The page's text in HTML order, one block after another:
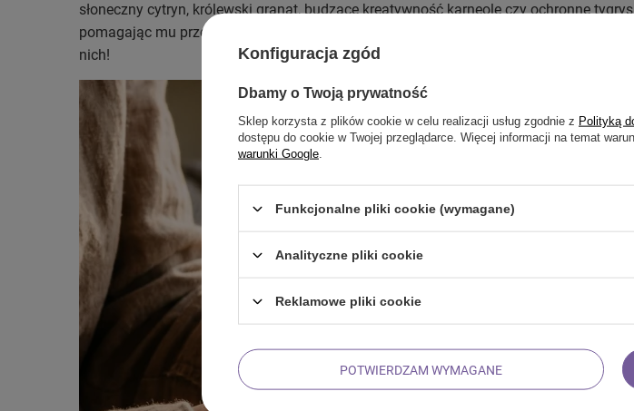
słoneczny cytryn, królewski granat, budzące kreatywność karneole czy ochronne
pomagając mu przekuć plany w rzeczywistość i utrzymać pozycję lidera w swoim
nich!
Konfiguracja zgód
Dbamy o Twoją prywatność
Sklep korzysta z plików cookie w celu realizacji usług zgodnie z Polityką
dostępu do cookie w Twojej przeglądarce. Więcej informacji na temat
warunki Google
Funkcjonalne pliki cookie (wymagane)
Analityczne pliki cookie
Reklamowe pliki cookie
POTWIERDZAM WYMAGANE